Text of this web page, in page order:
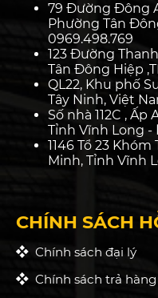
79 Đường Đông
Phường Tân
0969.498.769
123 Đường
Tân Đông Hiệp
QL22, Khu phố
Tây Ninh, Việt
Số nhà 112C , Ấp
Tỉnh Vĩnh Long -
1146 Tổ 23
Minh, Tỉnh Vĩnh
CHÍNH SÁCH
Chính sách đại lý
Chính sách trả hàng